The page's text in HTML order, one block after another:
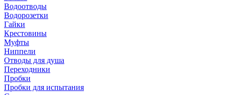
Водоотводы
Водорозетки
Гайки
Крестовины
Муфты
Ниппели
Отводы для душа
Переходники
Пробки
Пробки для испытания